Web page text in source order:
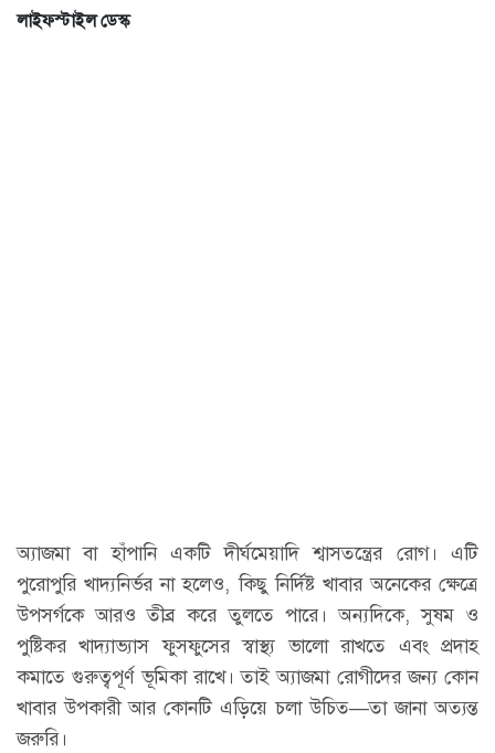
লাইফস্টাইল ডেস্ক
অ্যাজমা বা হাঁপানি একটি দীর্ঘমেয়াদি শ্বাসতন্ত্রের রোগ। এটি
পুরোপুরি খাদ্যনির্ভর না হলেও, কিছু নির্দিষ্ট খাবার অনেকের ক্ষেত্রে
উপসর্গকে আরও তীব্র করে তুলতে পারে। অন্যদিকে, সুষম ও
পুষ্টিকর খাদ্যাভ্যাস ফুসফুসের স্বাস্থ্য ভালো রাখতে এবং প্রদাহ
কমাতে গুরুত্বপূর্ণ ভূমিকা রাখে। তাই অ্যাজমা রোগীদের জন্য কোন
খাবার উপকারী আর কোনটি এড়িয়ে চলা উচিত—তা জানা অত্যন্ত
জরুরি।